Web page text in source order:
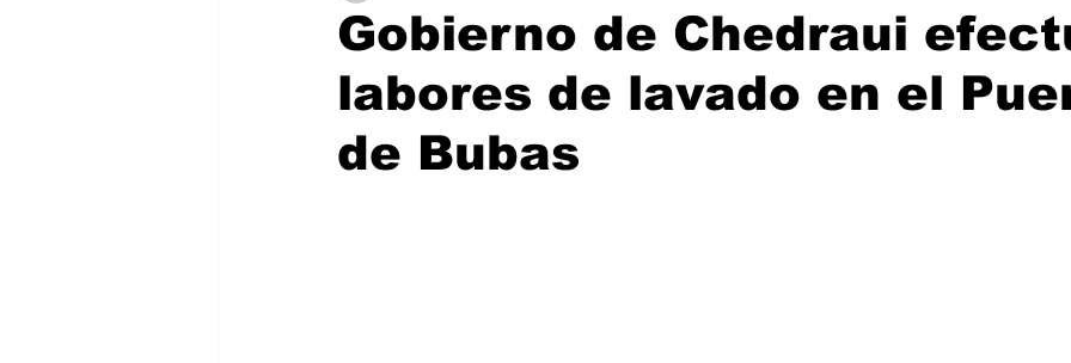
Gobierno de Chedraui
labores de lavado en el
de Bubas